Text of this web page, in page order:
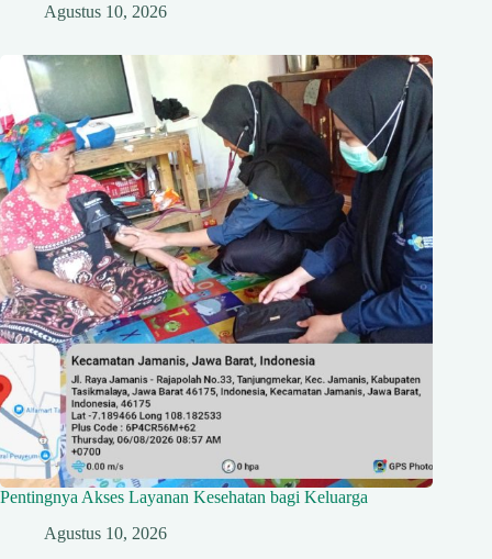
Agustus 10, 2026
Pentingnya Akses Layanan Kesehatan bagi Keluarga
Agustus 10, 2026